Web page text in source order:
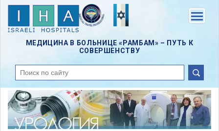
Skip
content
МЕДИЦИНА В БОЛЬНИЦЕ «РАМБАМ» – ПУТЬ К
СОВЕРШЕНСТВУ
поиск